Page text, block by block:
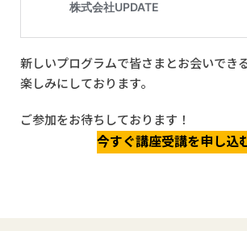
新しいプログラムで皆さまとお会いでき
楽しみにしております。
ご参加をお待ちしております！
今すぐ講座受講を申し込